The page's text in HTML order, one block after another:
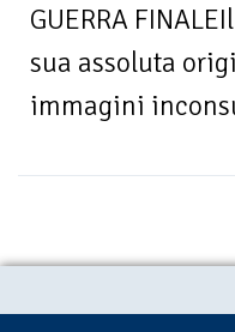
GUERRA
sua assoluta
immagini